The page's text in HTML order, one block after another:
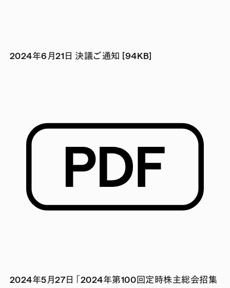
2024年6月21日 決議ご通知 [94KB]
2024年5月27日 「2024年第100回定時株主総会招集